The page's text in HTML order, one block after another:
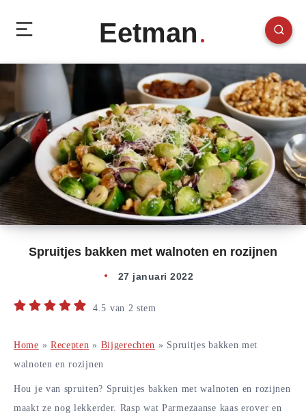
Eetman
Spruitjes bakken met walnoten en rozijnen
27 januari 2022
4.5 van 2 stem
Home » Recepten » Bijgerechten » Spruitjes bakken met
walnoten en rozijnen
Hou je van spruiten? Spruitjes bakken met walnoten en rozijnen
maakt ze nog lekkerder. Rasp wat Parmezaanse kaas erover en